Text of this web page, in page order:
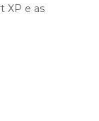
XP e as